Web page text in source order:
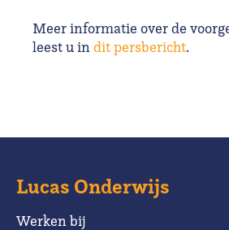
Meer informatie over de
leest u in dit persbericht.
Lucas Onderwijs
Werken bij